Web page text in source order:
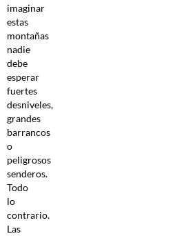
imaginar
estas
montañas
nadie
debe
esperar
fuertes
desniveles,
grandes
barrancos
o
peligrosos
senderos.
Todo
lo
contrario.
Las